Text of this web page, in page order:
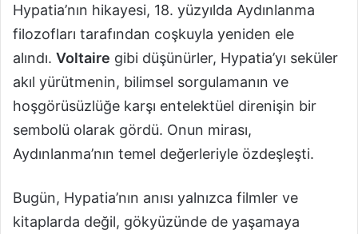
Hypatia’nın hikayesi, 18. yüzyılda Aydınlanma
filozofları tarafından coşkuyla yeniden ele
alındı. Voltaire gibi düşünürler, Hypatia’yı seküler
akıl yürütmenin, bilimsel sorgulamanın ve
hoşgörüsüzlüğe karşı entelektüel direnişin bir
sembolü olarak gördü. Onun mirası,
Aydınlanma’nın temel değerleriyle özdeşleşti.
Bugün, Hypatia’nın anısı yalnızca filmler ve
kitaplarda değil, gökyüzünde de yaşamaya